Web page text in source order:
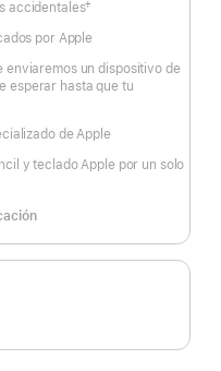
accidentales†
por Apple
enviaremos un dispositivo de
esperar hasta que tu
de Apple
y teclado Apple por un solo